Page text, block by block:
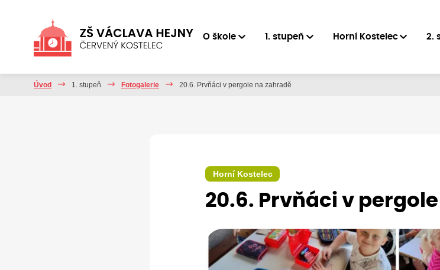
O škole 1. stupeň Horní Kostelec 2.
Úvod 1. stupeň Fotogalerie 20.6. Prvňáci v pergole na zahradě
Horní Kostelec
20.6. Prvňáci v